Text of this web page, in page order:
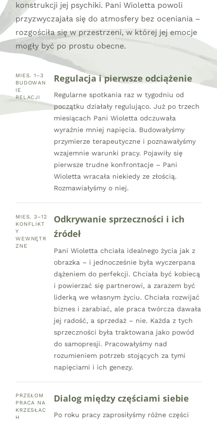
konstrukcji jej psychiki. Pani Wioletta powoli
przyzwyczajała się do atmosfery bez oceniania –
rozgościła się w przestrzeni, w której jej emocje
mogły być po prostu obecne.
MIES. 1–3
BUDOWAN
IE
RELACJI
Regulacja i pierwsze odciążenie
Regularne spotkania raz w tygodniu od
początku działały regulująco. Już po trzech
miesiącach Pani Wioletta odczuwała
wyraźnie mniej napięcia. Budowałyśmy
przymierze terapeutyczne i poznawałyśmy
wzajemnie warunki pracy. Pojawiły się
pierwsze trudne konfrontacje – Pani
Wioletta wracała niekiedy ze złością.
Rozmawiałyśmy o niej.
MIES. 3–12
KONFLIKT
Y
WEWNĘTR
ZNE
Odkrywanie sprzeczności i ich
źródeł
Pani Wioletta chciała idealnego życia jak z
obrazka – i jednocześnie była wyczerpana
dążeniem do perfekcji. Chciała być kobiecą
i powierzać się partnerowi, a zarazem być
liderką we własnym życiu. Chciała rozwijać
biznes i zarabiać, ale praca twórcza dawała
jej radość, a sprzedaż – nie. Każda z tych
sprzeczności była traktowana jako powód
do samopresji. Pracowałyśmy nad
rozumieniem potrzeb stojących za tymi
napięciami i ich genezy.
PRZEŁOM
PRACA NA
KRZESŁAC
H
Dialog między częściami siebie
Po roku pracy zaprosiłyśmy różne części